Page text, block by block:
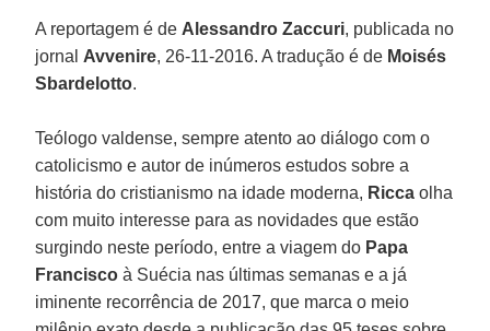
A reportagem é de Alessandro Zaccuri, publicada no
jornal Avvenire, 26-11-2016. A tradução é de Moisés
Sbardelotto.
Teólogo valdense, sempre atento ao diálogo com o
catolicismo e autor de inúmeros estudos sobre a
história do cristianismo na idade moderna, Ricca olha
com muito interesse para as novidades que estão
surgindo neste período, entre a viagem do Papa
Francisco à Suécia nas últimas semanas e a já
iminente recorrência de 2017, que marca o meio